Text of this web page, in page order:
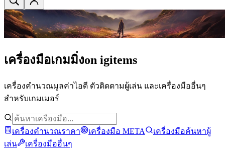
เครื่องมือเกมมิ่งon igitems
เครื่องคำนวณมูลค่าไอดี ตัวติดตามผู้เล่น และเครื่องมืออื่นๆ
สำหรับเกมเมอร์
เครื่องคำนวณราคา เครื่องมือ META
เครื่องมือค้นหาผู้
เล่น
เครื่องมืออื่นๆ